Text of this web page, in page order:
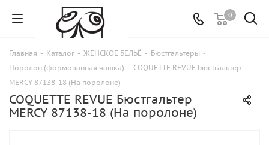
0
Главная - Каталог - ЖЕНСКОЕ БЕЛЬЁ - Бюстгальтеры -
Поролон (формованная чашка) - COQUETTE REVUE Бюстгальтер
MERCY 87138-18 (На поролоне)
COQUETTE REVUE Бюстгальтер
MERCY 87138-18 (На поролоне)